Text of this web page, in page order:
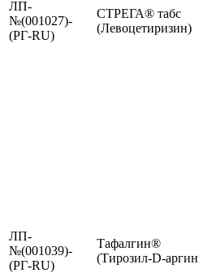
ЛП-
№(001027)-
(РГ-RU)
СТРЕГА® табс
(Левоцетиризин)
ЛП-
№(001039)-
(РГ-RU)
Тафалгин®
(Тирозил-D-